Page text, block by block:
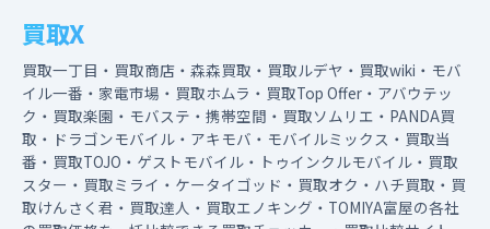
買取X
買取一丁目・買取商店・森森買取・買取ルデヤ・買取wiki・モバ
イル一番・家電市場・買取ホムラ・買取Top Offer・アバウテッ
ク・買取楽園・モバステ・携帯空間・買取ソムリエ・PANDA買
取・ドラゴンモバイル・アキモバ・モバイルミックス・買取当
番・買取TOJO・ゲストモバイル・トゥインクルモバイル・買取
スター・買取ミライ・ケータイゴッド・買取オク・ハチ買取・買
取けんさく君・買取達人・買取エノキング・TOMIYA富屋の各社